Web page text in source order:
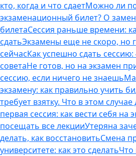
кто, когда и что сдаетМожно ли
экзаменационный билет? О
билетаСессия раньше времени:
сдатьЭкзамены еще не скоро, но
сейчасКак успешно сдать
советаНе готов, но на экзамен
сессию, если ничего не знаешь
экзамену: как правильно учить
требует взятку. Что в этом случае
первая сессия: как вести себя на
посещать все лекцииУтеряна
делать, как восстановитьСмена
университете: как это сделатьЧто